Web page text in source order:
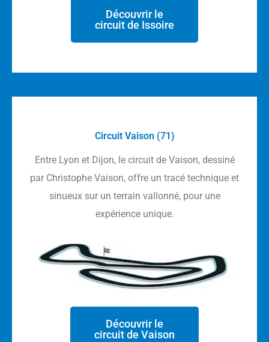
Découvrir le
circuit de Issoire
Circuit Vaison (71)
Entre Lyon et Dijon, le circuit de Vaison, dessiné
par Christophe Vaison, offre un tracé technique et
sinueux sur un terrain vallonné, pour une
expérience unique.
Découvrir le
circuit de Vaison